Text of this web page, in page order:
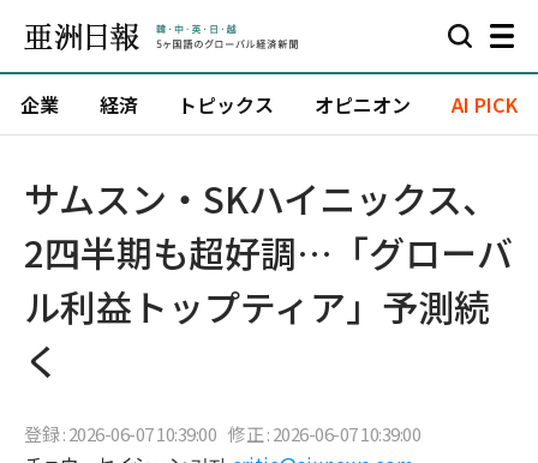
企業 経済 トピックス オピニオン AI PICK
サムスン・SKハイニックス、
2四半期も超好調…「グローバ
ル利益トップティア」予測続
く
登録 : 2026-06-07 10:39:00 修正 : 2026-06-07 10:39:00